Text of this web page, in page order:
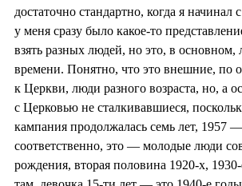
достаточно стандартно, когда я начинал
у меня сразу было какое-то
взять разных людей, но это, в основном,
времени. Понятно, что это внешние, по
к Церкви, люди разного возраста, но, а
с Церковью не сталкивавшиеся,
кампания продолжалась семь лет, 1957 —
соответственно, это — молодые люди
рождения, вторая половина 1920-х,